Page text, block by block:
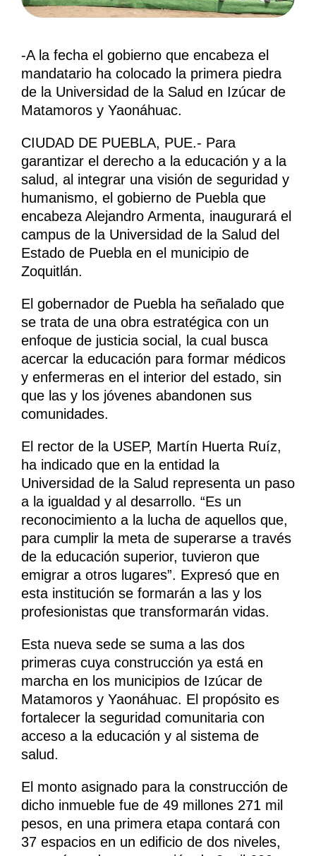
-A la fecha el gobierno que encabeza el
mandatario ha colocado la primera piedra
de la Universidad de la Salud en Izúcar de
Matamoros y Yaonáhuac.
CIUDAD DE PUEBLA, PUE.- Para
garantizar el derecho a la educación y a la
salud, al integrar una visión de seguridad y
humanismo, el gobierno de Puebla que
encabeza Alejandro Armenta, inaugurará el
campus de la Universidad de la Salud del
Estado de Puebla en el municipio de
Zoquitlán.
El gobernador de Puebla ha señalado que
se trata de una obra estratégica con un
enfoque de justicia social, la cual busca
acercar la educación para formar médicos
y enfermeras en el interior del estado, sin
que las y los jóvenes abandonen sus
comunidades.
El rector de la USEP, Martín Huerta Ruíz,
ha indicado que en la entidad la
Universidad de la Salud representa un paso
a la igualdad y al desarrollo. “Es un
reconocimiento a la lucha de aquellos que,
para cumplir la meta de superarse a través
de la educación superior, tuvieron que
emigrar a otros lugares”. Expresó que en
esta institución se formarán a las y los
profesionistas que transformarán vidas.
Esta nueva sede se suma a las dos
primeras cuya construcción ya está en
marcha en los municipios de Izúcar de
Matamoros y Yaonáhuac. El propósito es
fortalecer la seguridad comunitaria con
acceso a la educación y al sistema de
salud.
El monto asignado para la construcción de
dicho inmueble fue de 49 millones 271 mil
pesos, en una primera etapa contará con
37 espacios en un edificio de dos niveles,